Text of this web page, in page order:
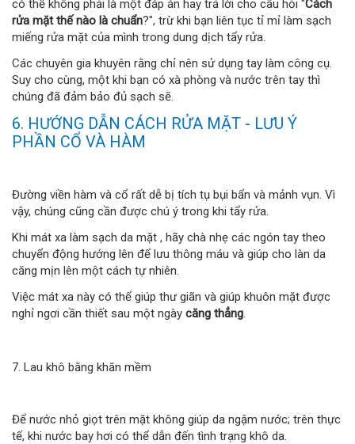
có thể không phải là một đáp án hay trả lời cho câu hỏi "Cách
rửa mặt thế nào là chuẩn?", trừ khi bạn liên tục tỉ mỉ làm sạch
miếng rửa mặt của mình trong dung dịch tẩy rửa.
Các chuyên gia khuyên rằng chỉ nên sử dụng tay làm công cụ.
Suy cho cùng, một khi bạn có xà phòng và nước trên tay thì
chúng đã đảm bảo đủ sạch sẽ.
6. HƯỚNG DẪN CÁCH RỬA MẶT - LƯU Ý
PHẦN CỔ VÀ HÀM
Đường viền hàm và cổ rất dễ bị tích tụ bụi bẩn và mảnh vụn. Vì
vậy, chúng cũng cần được chú ý trong khi tẩy rửa.
Khi mát xa làm sạch da mặt , hãy chà nhẹ các ngón tay theo
chuyển động hướng lên để lưu thông máu và giúp cho làn da
căng mịn lên một cách tự nhiên.
Việc mát xa này có thể giúp thư giãn và giúp khuôn mặt được
nghỉ ngơi cần thiết sau một ngày căng thẳng.
7. Lau khô bằng khăn mềm
Để nước nhỏ giọt trên mặt không giúp da ngậm nước; trên thực
tế, khi nước bay hơi có thể dẫn đến tình trạng khô da.